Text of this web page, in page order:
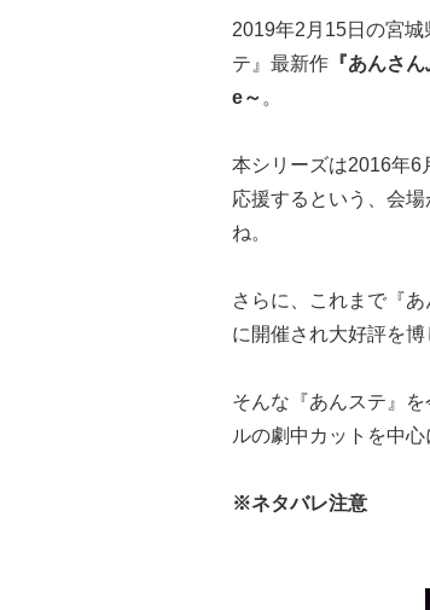
2019年2月15日の宮
テ』最新作 『あんさ
e～ 。
本シリーズは2016年6
応援するという、会
ね。
さらに、これまで『
に開催され大好評を博
そんな『あんステ』
ルの劇中カットを中心
※ネタバレ注意